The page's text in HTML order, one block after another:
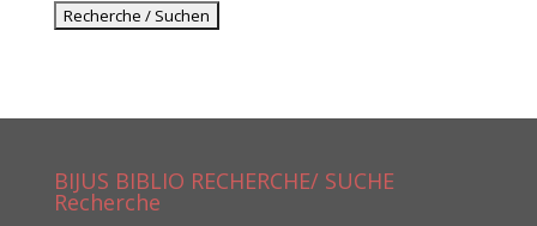
BIJUS BIBLIO RECHERCHE/ SUCHE
Recherche